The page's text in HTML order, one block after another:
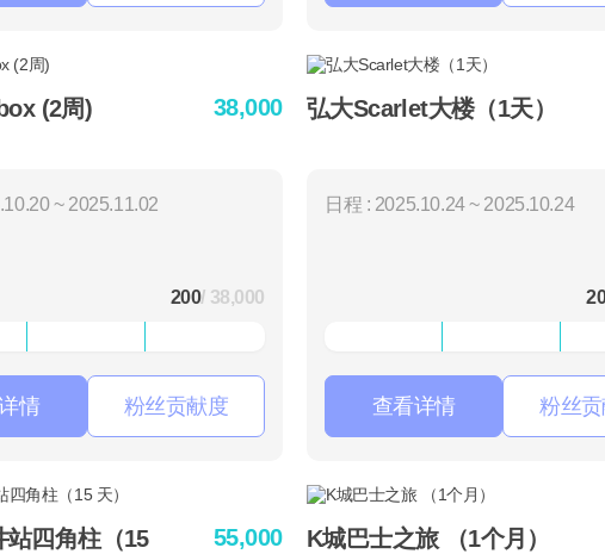
(2周) 38,000
~ 2025.11.02
200/ 38,000
情 粉丝贡献度
弘大Scarlet大楼（1天）
日程 : 2025.10.24 ~ 2025.10.24
查看详情 粉丝
站四角柱（15
55,000 K城巴士之旅 （1个月）